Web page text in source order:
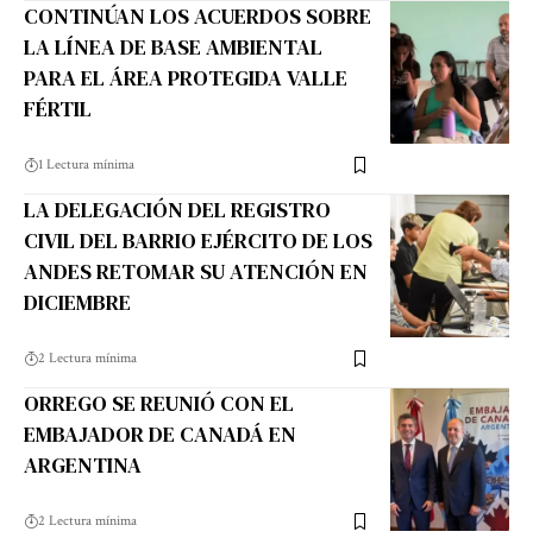
CONTINÚAN LOS ACUERDOS SOBRE
LA LÍNEA DE BASE AMBIENTAL
PARA EL ÁREA PROTEGIDA VALLE
FÉRTIL
1 Lectura mínima
LA DELEGACIÓN DEL REGISTRO
CIVIL DEL BARRIO EJÉRCITO DE LOS
ANDES RETOMAR SU ATENCIÓN EN
DICIEMBRE
2 Lectura mínima
ORREGO SE REUNIÓ CON EL
EMBAJADOR DE CANADÁ EN
ARGENTINA
2 Lectura mínima